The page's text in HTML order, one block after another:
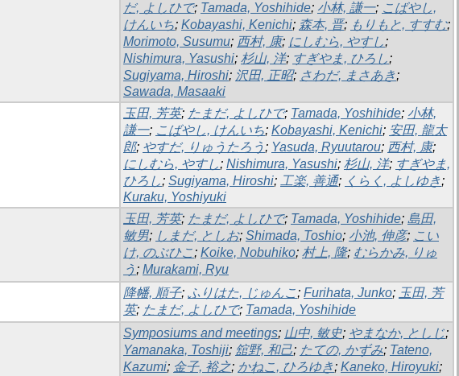
だ, よしひで; Tamada, Yoshihide; 小林, 謙一; こばやし,
けんいち; Kobayashi, Kenichi; 森本, 晋; もりもと, すすむ;
Morimoto, Susumu; 西村, 康; にしむら, やすし;
Nishimura, Yasushi; 杉山, 洋; すぎやま, ひろし;
Sugiyama, Hiroshi; 沢田, 正昭; さわだ, まさあき;
Sawada, Masaaki
玉田, 芳英; たまだ, よしひで; Tamada, Yoshihide; 小林,
謙一; こばやし, けんいち; Kobayashi, Kenichi; 安田, 龍太
郎; やすだ, りゅうたろう ; Yasuda, Ryuutarou; 西村, 康;
にしむら, やすし; Nishimura, Yasushi; 杉山, 洋; すぎやま,
ひろし; Sugiyama, Hiroshi; 工楽, 善通; くらく, よしゆき;
Kuraku, Yoshiyuki
玉田, 芳英; たまだ, よしひで; Tamada, Yoshihide; 島田,
敏男; しまだ, としお; Shimada, Toshio; 小池, 伸彦; こい
け, のぶひこ; Koike, Nobuhiko; 村上, 隆; むらかみ, りゅ
う ; Murakami, Ryu
降幡, 順子; ふりはた, じゅんこ; Furihata, Junko; 玉田, 芳
英; たまだ, よしひで; Tamada, Yoshihide
Symposiums and meetings; 山中, 敏史; やまなか, としじ;
Yamanaka, Toshiji; 舘野, 和己; たての, かずみ; Tateno,
Kazumi; 金子, 裕之; かねこ, ひろゆき; Kaneko, Hiroyuki;